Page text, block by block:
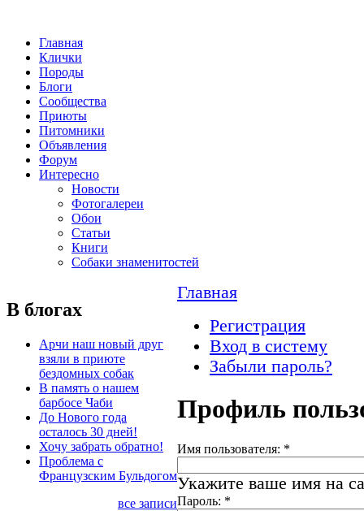
Главная
Клички
Породы
Блоги
Сообщества
Приюты
Питомники
Объявления
Форум
Интересно
Новости
Фотогалереи
Обои
Статьи
Книги
Собаки знаменитостей
В блогах
Арчи наш новый друг
взяли в приюте
бездомных собак
В память о нашем
барбосе Чаби
До Нового года
осталось 30 дней!
Хочу забрать обратно!
Проблема с
Французским Бульдогом
все записи
Главная
Регистрация
Вход в систему
Забыли пароль?
Профиль
Имя пользователя: *
Укажите ваше имя на
Пароль: *